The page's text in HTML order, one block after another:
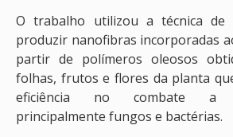
O trabalho utilizou a técnica de
produzir nanofibras incorporadas
partir de polímeros oleosos
folhas, frutos e flores da planta
eficiência no combate a
principalmente fungos e bactérias.